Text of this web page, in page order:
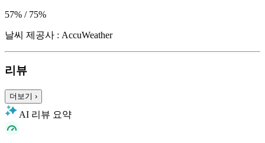
57% / 75%
날씨 제공사 : AccuWeather
리뷰
더보기 ›
AI 리뷰 요약